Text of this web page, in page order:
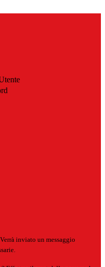
Verrà inviato un messaggio